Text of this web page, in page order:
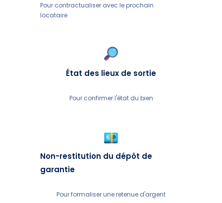
Pour contractualiser avec le prochain
locataire
État des lieux de sortie
Pour confirmer l'état du bien
Non-restitution du dépôt de
garantie
Pour formaliser une retenue d'argent